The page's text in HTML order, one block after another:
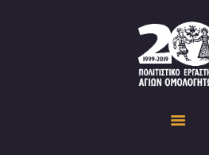
Politistiko Ergastiri
The Cultural Workshop in Ayioi